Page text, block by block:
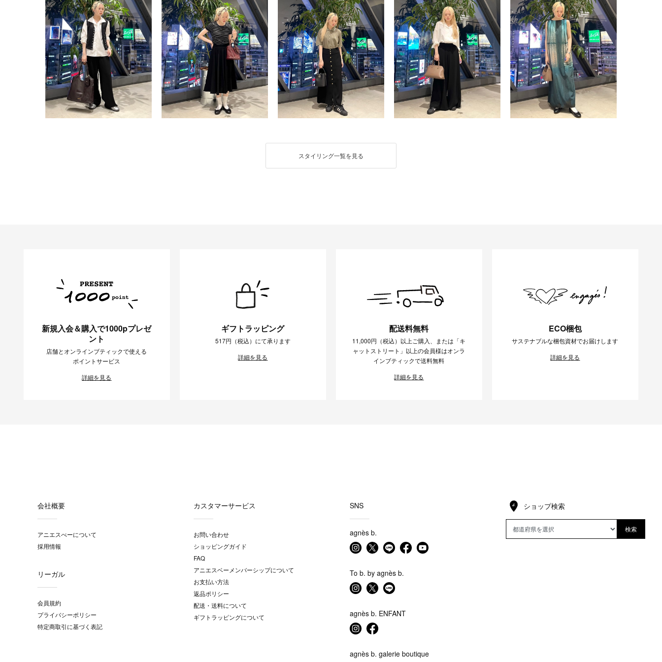
スタイリング一覧を見る
新規入会＆購入で1000pプレゼ
ント
店舗とオンラインブティックで使える
ポイントサービス
詳細を見る
ギフトラッピング
517円（税込）にて承ります
詳細を見る
配送料無料
11,000円（税込）以上ご購入、または「キ
ャットストリート」以上の会員様はオンラ
インブティックで送料無料
詳細を見る
ECO梱包
サステナブルな梱包資材でお届けします
詳細を見る
会社概要
アニエスべーについて
採用情報
リーガル
会員規約
プライバシーポリシー
特定商取引に基づく表記
カスタマーサービス
お問い合わせ
ショッピングガイド
FAQ
アニエスベーメンバーシップについて
お支払い方法
返品ポリシー
配送・送料について
ギフトラッピングについて
SNS
agnès b.
To b. by agnès b.
agnès b. ENFANT
agnès b. galerie boutique
ショップ検索
検索